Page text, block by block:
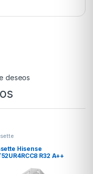
deseos
Hisense
R32 A++